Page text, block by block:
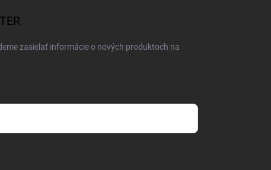
zasielať informácie o nových produktoch na